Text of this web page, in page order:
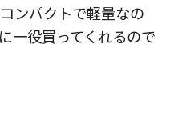
ンパクトで軽量なの
一役買ってくれるので